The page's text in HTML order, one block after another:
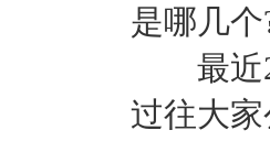
是哪几个
最近2
过往大